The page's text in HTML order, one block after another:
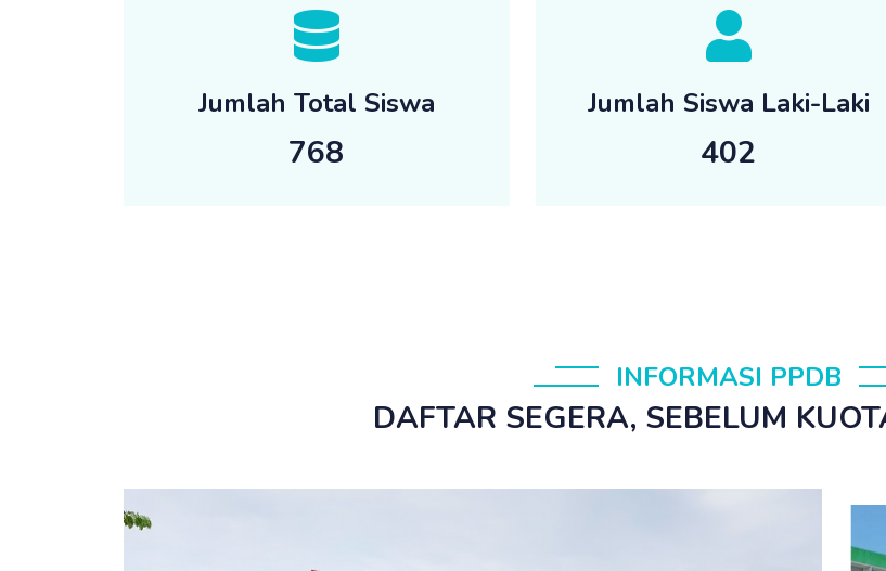
Jumlah Total Siswa
768
Jumlah Siswa Laki-Laki
402
INFORMASI PPDB
DAFTAR SEGERA, SEBELUM